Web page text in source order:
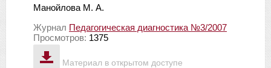
Материал в открытом доступе
Манойлова М. А.
Журнал Педагогическая диагностика №3/2007
Просмотров: 1375